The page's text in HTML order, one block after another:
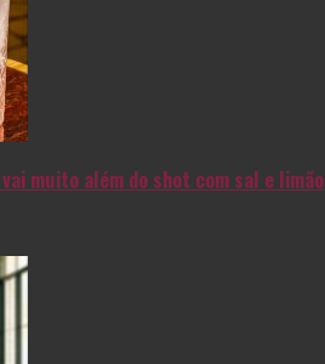
muito além do shot com sal e limão